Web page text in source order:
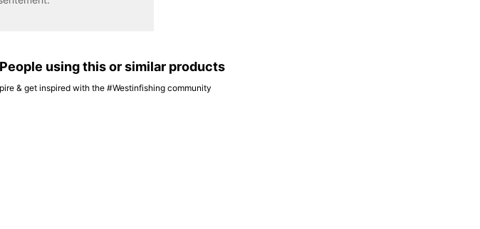
using this or similar products
& get inspired with the #Westinfishing community